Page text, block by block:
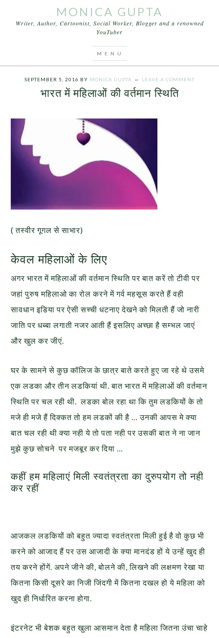
MONICA GUPTA
Writer, Author, Cartoonist, Social Worker, Blogger and a renowned
YouTuber
SEPTEMBER 5, 2016 BY MONICA GUPTA LEAVE A COMMENT
भारत में महिलाओं की वर्तमान स्थिति
( तस्वीर गूगल से साभार)
केवल महिलाओं के लिए
अगर भारत में महिलाओं की वर्तमान स्थिति पर बात करें तो टीवी पर
जहां पुरुष महिलाओ का रोल करने में गर्व महसूस करते हैं वही
सावधान इडिया पर ऐसी सच्ची धटनाए देखने को मिलती हैं जो नारी
जाति पर धब्बा लगाती नजर आती हैं इसलिए अच्छा है सम्भल जाएं
और खुल कर जीएं.
घर के सामने से कुछ कॉलिज के छात्र बाते करते हुए जा रहे थे उसमे
एक लडका और तीन लडकियां थी. बात भारत में महिलाओं की वर्तमान
स्थिति पर चल रही थी. लडका बोल रहा था कि तुम लडकियों के तो
मजे ही मजे हैं दिक्कत तो हम लडकों की है … उनकी आपस मे क्या
बात चल रही थी क्या नही ये तो पता नही पर उसकी बात ने ना जान
मुझे कुछ सोचने पर मजबूर कर दिया …
कहीं हम महिलाएं मिली स्वतंत्रता का दुरुपयोग तो नही
कर रहीं
आजकल लडकियों को बहुत ज्यादा स्वतंत्रता मिली हुई है वो कुछ भी
करने को आजाद हैं पर उस आजादी के क्या मानदंड हों ये उन्हें खुद ही
तय करने होंगें. अपने जीने की, बोलने की, लिखने की लक्षमण रेखा या
कितना किसी दूसरे का निजी जिंदगी में कितना दखल हो ये महिला को
खुद ही निर्धारित करना होगा.
इंटरनेट भी बेशक बहुत खुला आसमान देता है महिला जितना उंचा चाहे